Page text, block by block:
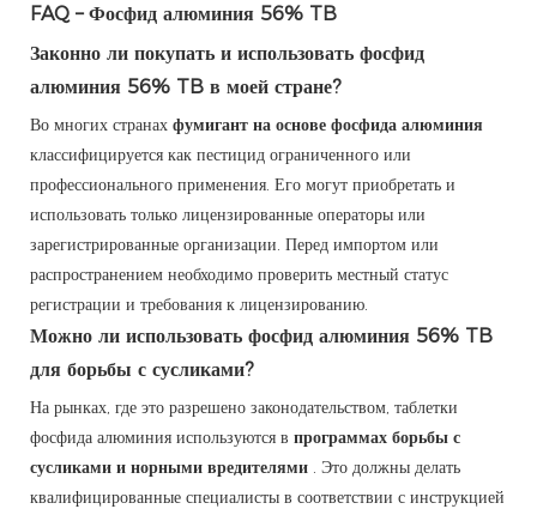
FAQ – Фосфид алюминия 56% TB
Законно ли покупать и использовать фосфид
алюминия 56% TB в моей стране?
Во многих странах фумигант на основе фосфида алюминия
классифицируется как пестицид ограниченного или
профессионального применения. Его могут приобретать и
использовать только лицензированные операторы или
зарегистрированные организации. Перед импортом или
распространением необходимо проверить местный статус
регистрации и требования к лицензированию.
Можно ли использовать фосфид алюминия 56% TB
для борьбы с сусликами?
На рынках, где это разрешено законодательством, таблетки
фосфида алюминия используются в программах борьбы с
сусликами и норными вредителями . Это должны делать
квалифицированные специалисты в соответствии с инструкцией